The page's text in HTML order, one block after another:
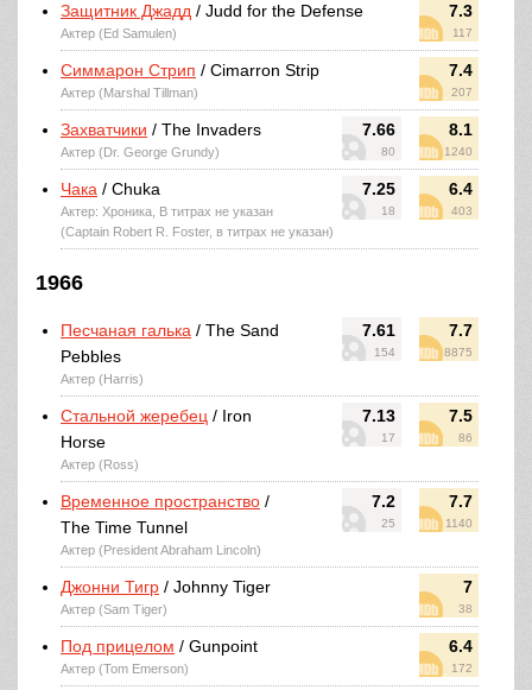
7.3
117
Защитник Джадд / Judd for the Defense
Актер (Ed Samulen)
7.4
207
Симмарон Стрип / Cimarron Strip
Актер (Marshal Tillman)
7.66
80
8.1
1240
Захватчики / The Invaders
Актер (Dr. George Grundy)
7.25
18
6.4
403
Чака / Chuka
Актер: Хроника, В титрах не указан
(Captain Robert R. Foster, в титрах не указан)
1966
7.61
154
7.7
8875
Песчаная галька / The Sand
Pebbles
Актер (Harris)
7.13
17
7.5
86
Стальной жеребец / Iron
Horse
Актер (Ross)
7.2
25
7.7
1140
Временное пространство /
The Time Tunnel
Актер (President Abraham Lincoln)
7
38
Джонни Тигр / Johnny Tiger
Актер (Sam Tiger)
6.4
172
Под прицелом / Gunpoint
Актер (Tom Emerson)